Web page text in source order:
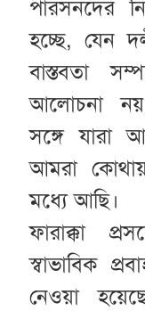
পারসনদের
হচ্ছে, যেন
বাস্তবতা
আলোচনা নয়,
সঙ্গে যারা
আমরা
মধ্যে আছি।
ফারাক্কা
স্বাভাবিক
নেওয়া